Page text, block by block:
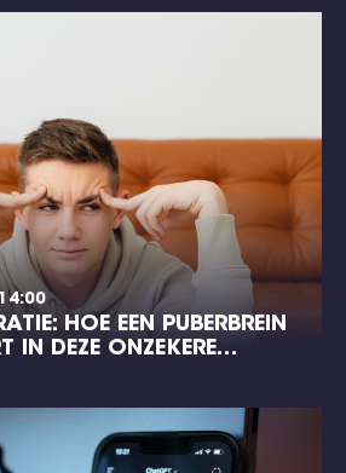
HOE EEN PUBERBREIN
IN DEZE ONZEKERE…